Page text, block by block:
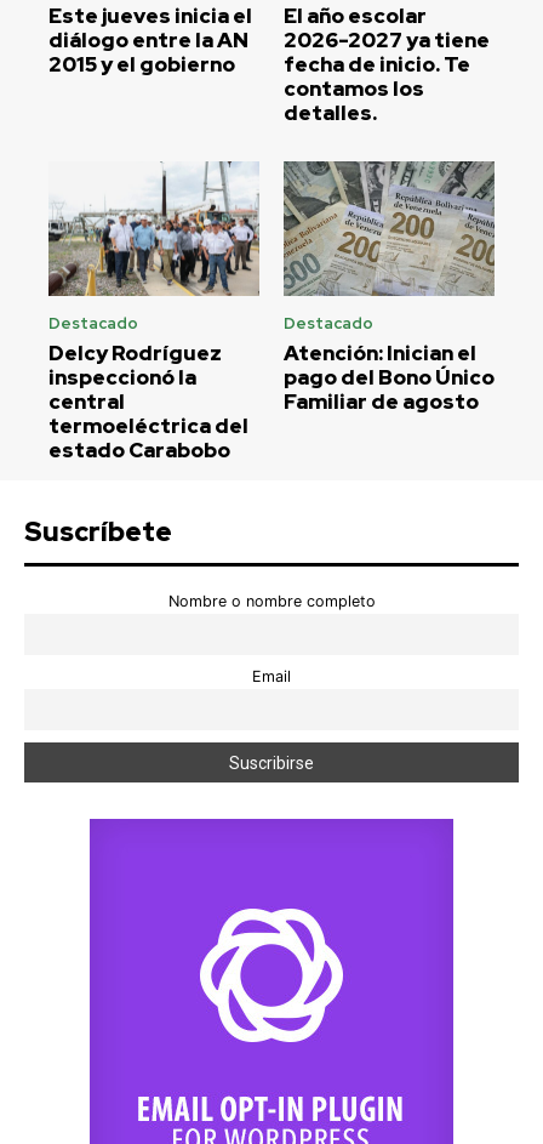
Este jueves inicia el
diálogo entre la AN
2015 y el gobierno
El año escolar
2026-2027 ya tiene
fecha de inicio. Te
contamos los
detalles.
Destacado
Delcy Rodríguez
inspeccionó la
central
termoeléctrica del
estado Carabobo
Destacado
Atención: Inician el
pago del Bono Único
Familiar de agosto
Suscríbete
Nombre o nombre completo
Email